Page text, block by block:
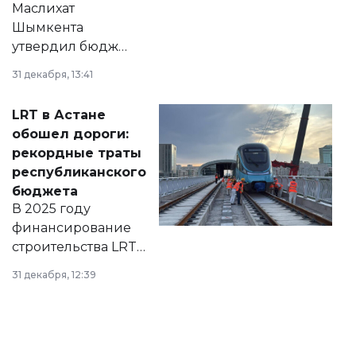
Маслихат
Шымкента
утвердил бюджет
города на 2026–
2028 годы.
документ
появился в базе
нормативных
правовых актов и
на сайте маслихат
города.
31 декабря, 13:41
LRT в Астане
обошел дороги:
рекордные траты
республиканского
бюджета
В 2025 году
финансирование
строительства LRT
в Астане из
республиканского
31 декабря, 12:39